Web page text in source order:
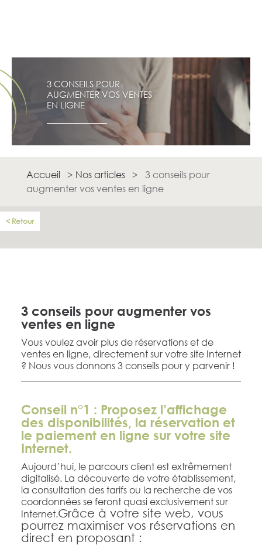
3 CONSEILS POUR
AUGMENTER VOS VENTES
EN LIGNE
Accueil > Nos articles >
3 conseils pour
augmenter vos ventes en ligne
Retour
3 conseils pour augmenter vos
ventes en ligne
Vous voulez avoir plus de réservations et de
ventes en ligne, directement sur votre site Internet
? Nous vous donnons 3 conseils pour y parvenir !
Conseil n°1 : Proposez l’affichage
des disponibilités, la réservation et
le paiement en ligne sur votre site
Internet.
Aujourd’hui, le parcours client est extrêmement
digitalisé. La découverte de votre établissement,
la consultation des tarifs ou la recherche de vos
coordonnées se feront quasi exclusivement sur
Internet.Grâce à votre site web, vous
pourrez maximiser vos réservations en
direct en proposant :